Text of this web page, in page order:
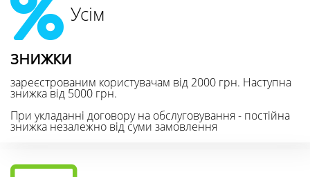
Усім
знижки
зареєстрованим користувачам від 2000 грн. Наступна
знижка від 5000 грн.
При укладанні договору на обслуговування - постійна
знижка незалежно від суми замовлення